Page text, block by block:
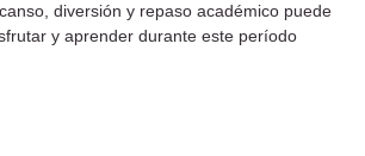
diversión y repaso académico puede
y aprender durante este período